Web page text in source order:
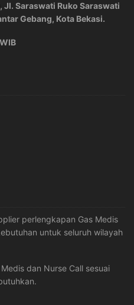
Jl. Saraswati Ruko Saraswati
Gebang, Kota Bekasi.
perlengkapan Gas Medis
untuk seluruh wilayah
dan Nurse Call sesuai